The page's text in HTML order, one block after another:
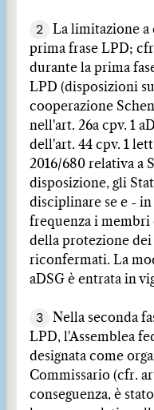
2
La limitazione a
prima frase LPD;
durante la prima
LPD (disposizioni
cooperazione
nell'art. 26a cpv. 1
dell'art. 44 cpv. 1
2016/680 relativa a
disposizione, gli
disciplinare se e -
frequenza i
della protezione dei
riconfermati. La
aDSG è entrata in
3
Nella seconda
LPD, l'Assemblea
designata come
Commissario (cfr.
conseguenza, è